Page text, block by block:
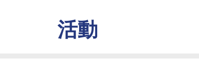
活動